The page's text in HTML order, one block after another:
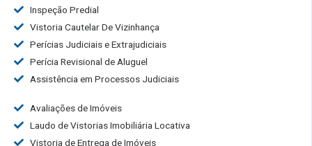
Inspeção Predial
Vistoria Cautelar De Vizinhança
Perícias Judiciais e Extrajudiciais
Perícia Revisional de Aluguel
Assistência em Processos Judiciais
Avaliações de Imóveis
Laudo de Vistorias Imobiliária Locativa
Vistoria de Entrega de Imóveis